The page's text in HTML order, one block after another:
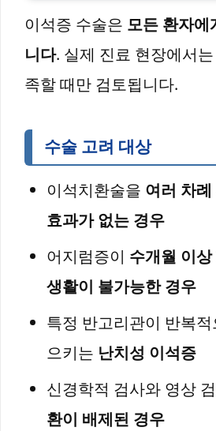
이석증 수술은 모든 환자에
니다. 실제 진료 현장에서
족할 때만 검토됩니다.
수술 고려 대상
이석치환술을 여러 차
효과가 없는 경우
어지럼증이 수개월 이
생활이 불가능한 경우
특정 반고리관이 반복
으키는 난치성 이석증
신경학적 검사와 영상
환이 배제된 경우